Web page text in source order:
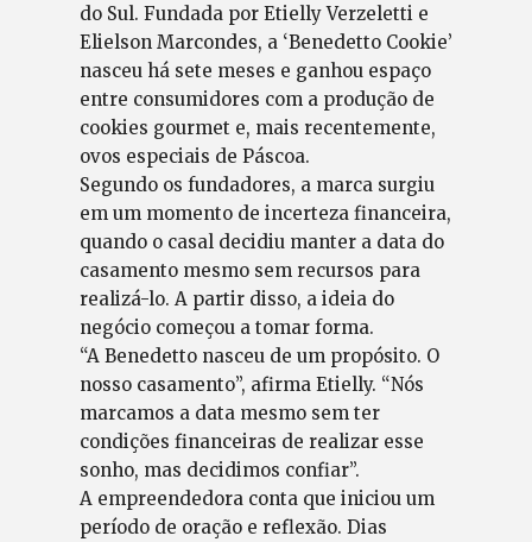
do Sul. Fundada por Etielly Verzeletti e
Elielson Marcondes, a ‘Benedetto Cookie’
nasceu há sete meses e ganhou espaço
entre consumidores com a produção de
cookies gourmet e, mais recentemente,
ovos especiais de Páscoa.
Segundo os fundadores, a marca surgiu
em um momento de incerteza financeira,
quando o casal decidiu manter a data do
casamento mesmo sem recursos para
realizá-lo. A partir disso, a ideia do
negócio começou a tomar forma.
“A Benedetto nasceu de um propósito. O
nosso casamento”, afirma Etielly. “Nós
marcamos a data mesmo sem ter
condições financeiras de realizar esse
sonho, mas decidimos confiar”.
A empreendedora conta que iniciou um
período de oração e reflexão. Dias